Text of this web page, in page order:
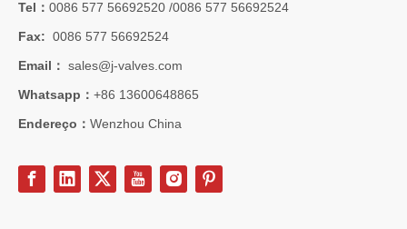
2026-07-01
J-VALVES fabricante de válvula borboleta wafer lug, válvula
Tel： 0086 577 56692520 /0086 577 56692524
Fax: 0086 577 56692524
Email： sales@j-valves.com
Whatsapp： +86 13600648865
Endereço： Wenzhou China